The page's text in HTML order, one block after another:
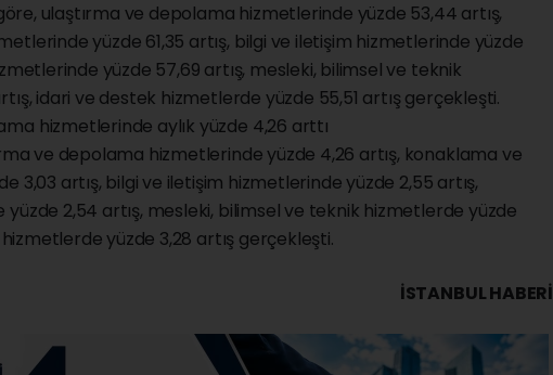
göre, ulaştırma ve depolama hizmetlerinde yüzde 53,44 artış,
yüzde 61,35 artış, bilgi ve iletişim hizmetlerinde yüzde
yüzde 57,69 artış, mesleki, bilimsel ve teknik
idari ve destek hizmetlerde yüzde 55,51 artış gerçekleşti.
hizmetlerinde aylık yüzde 4,26 arttı
ve depolama hizmetlerinde yüzde 4,26 artış, konaklama ve
3,03 artış, bilgi ve iletişim hizmetlerinde yüzde 2,55 artış,
2,54 artış, mesleki, bilimsel ve teknik hizmetlerde yüzde
yüzde 3,28 artış gerçekleşti.
İSTANBUL HABERİ